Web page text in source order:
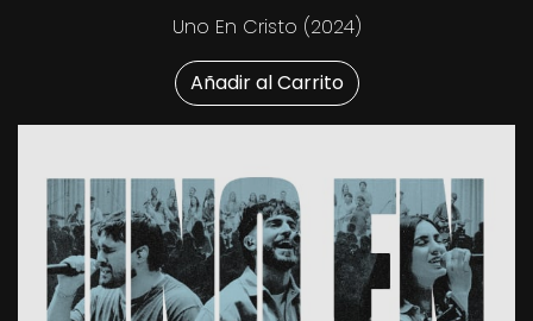
Uno En Cristo (2024)
Añadir al Carrito